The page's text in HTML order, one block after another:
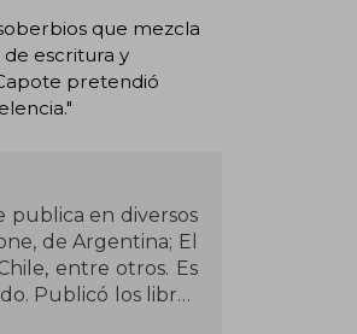
que mezcla
escritura y
pretendió
publica en diversos
de Argentina; El
entre otros. Es
Publicó los libros
Una historia